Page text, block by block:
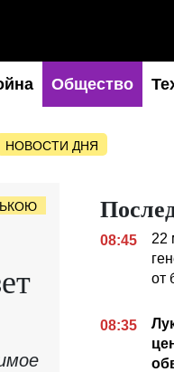
Общество
НОВОСТИ ДНЯ
08:45
22
от
08:35